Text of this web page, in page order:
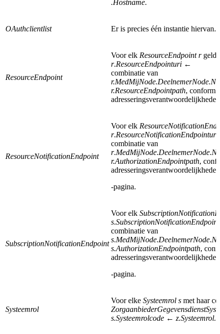
.Hostname.
OAuthclientlist Er is precies één instantie hiervan.
ResourceEndpoint
Voor elk ResourceEndpoint rgeldt:
r.ResourceEndpointuri ←
combinatie van
r.ResourceEndpointpath, conform
ResourceNotificationEndpoint
Voor elk
r.ResourceNotificationEndpointuri
combinatie van
r.MedMijNode.DeelnemerNode.
r.AuthorizationEndpointpath,
-pagina.
SubscriptionNotificationEndpoint
Voor elk
s.SubscriptionNotification
combinatie van
s.MedMijNode.DeelnemerNode.
s.AuthorizationEndpointpath,
-pagina.
Systeemrol
Voor elke Systeemrol s met haar
s.Systeemrolcode ←